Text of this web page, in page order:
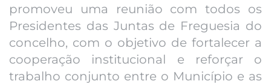
promoveu uma reunião com todos os
Presidentes das Juntas de Freguesia do
concelho, com o objetivo de fortalecer a
cooperação institucional e reforçar o
trabalho conjunto entre o Município e as